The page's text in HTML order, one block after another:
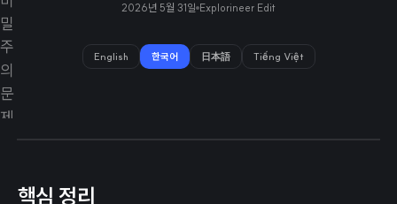
2026년 5월 31일 Explorineer Edit
English 한국어 日本語 Tiếng Việt
핵심 정리